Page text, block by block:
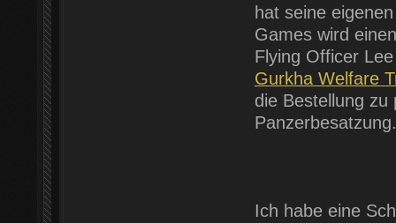
hat seine
Games wird
Flying Officer
Gurkha Welfare
die Bestellung
Panzerbesatzung.
Ich habe eine